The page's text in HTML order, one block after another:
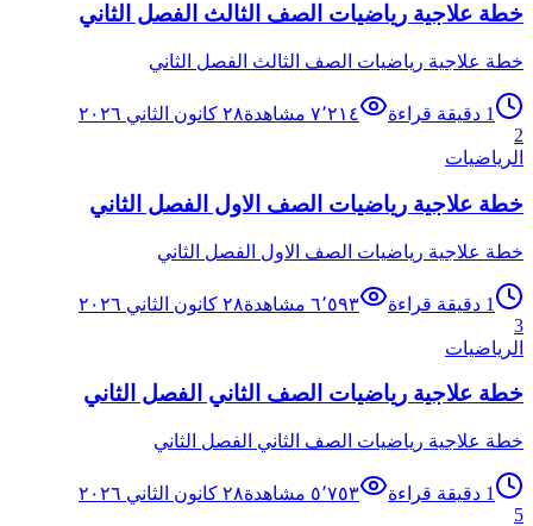
خطة علاجية رياضيات الصف الثالث الفصل الثاني
خطة علاجية رياضيات الصف الثالث الفصل الثاني
1 دقيقة قراءة ٧٬٢١٤ مشاهدة٢٨ كانون الثاني ٢٠٢٦
2
الرياضيات
خطة علاجية رياضيات الصف الاول الفصل الثاني
خطة علاجية رياضيات الصف الاول الفصل الثاني
1 دقيقة قراءة ٦٬٥٩٣ مشاهدة٢٨ كانون الثاني ٢٠٢٦
3
الرياضيات
خطة علاجية رياضيات الصف الثاني الفصل الثاني
خطة علاجية رياضيات الصف الثاني الفصل الثاني
1 دقيقة قراءة ٥٬٧٥٣ مشاهدة٢٨ كانون الثاني ٢٠٢٦
5